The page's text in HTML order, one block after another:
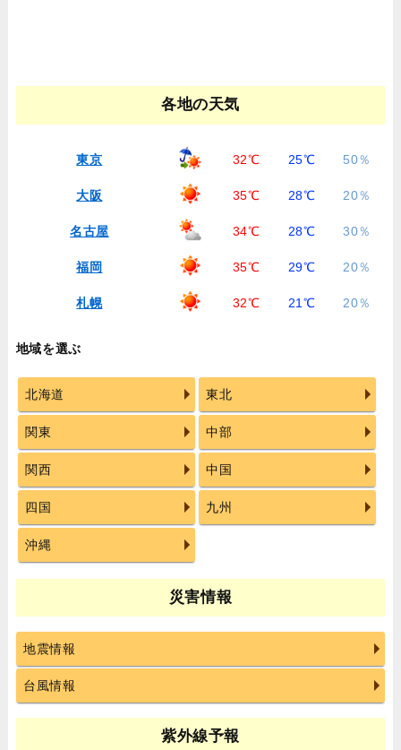
各地の天気
東京 32℃ 25℃ 50％
大阪 35℃ 28℃ 20％
名古屋 34℃ 28℃ 30％
福岡 35℃ 29℃ 20％
札幌 32℃ 21℃ 20％
地域を選ぶ
北海道 東北
関東 中部
関西 中国
四国 九州
沖縄
災害情報
地震情報
台風情報
紫外線予報